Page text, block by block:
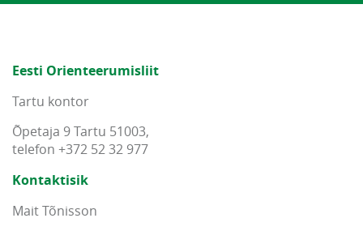
Eesti Orienteerumisliit
Tartu kontor
Õpetaja 9 Tartu 51003,
telefon +372 52 32 977
Kontaktisik
Mait Tõnisson